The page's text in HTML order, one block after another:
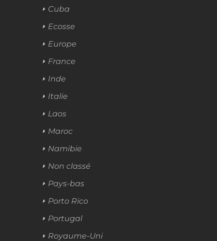
Cuba
Ecosse
Europe
France
Inde
Italie
Laos
Maroc
Namibie
Non classé
Pays-bas
Porto Rico
Portugal
Royaume-Uni